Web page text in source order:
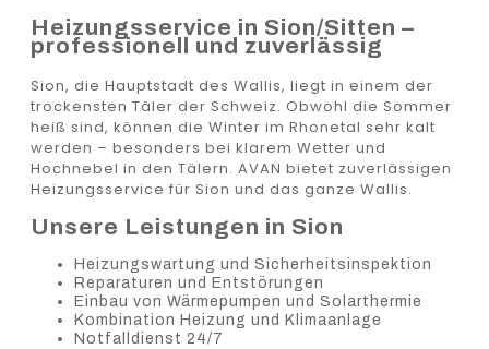
Heizungsservice in Sion/Sitten –
professionell und zuverlässig
Sion, die Hauptstadt des Wallis, liegt in einem der
trockensten Täler der Schweiz. Obwohl die Sommer
heiß sind, können die Winter im Rhonetal sehr kalt
werden – besonders bei klarem Wetter und
Hochnebel in den Tälern. AVAN bietet zuverlässigen
Heizungsservice für Sion und das ganze Wallis.
Unsere Leistungen in Sion
Heizungswartung und Sicherheitsinspektion
Reparaturen und Entstörungen
Einbau von Wärmepumpen und Solarthermie
Kombination Heizung und Klimaanlage
Notfalldienst 24/7